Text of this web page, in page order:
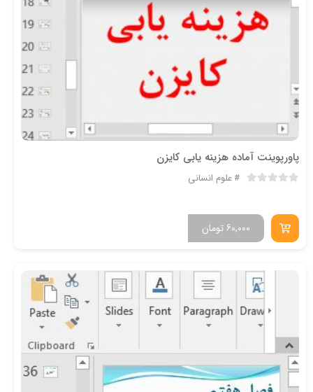
پاورپوینت آماده هزینه یابی کایزن
علوم انسانی
تومان 60,000